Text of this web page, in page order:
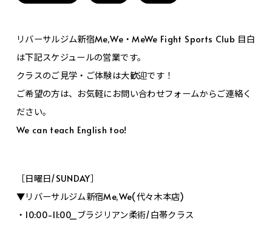
リバーサルジム新宿Me,We・MeWe Fight Sports Club 目白
は下記スケジュールの営業です。
クラスのご見学・ご体験は大歓迎です！
ご希望の方は、お気軽にお問い合わせフォームからご連絡く
ださい。
We can teach English too!
［日曜日/SUNDAY］
▼リバーサルジム新宿Me,We(代々木本店)
・10:00-11:00_ブラジリアン柔術/白帯クラス